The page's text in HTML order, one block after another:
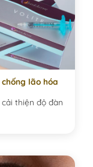
lão hóa
thiện độ đàn